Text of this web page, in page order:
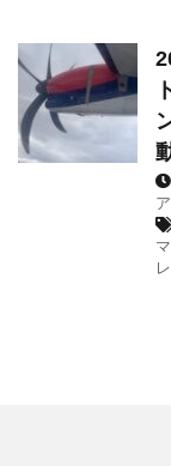
ア